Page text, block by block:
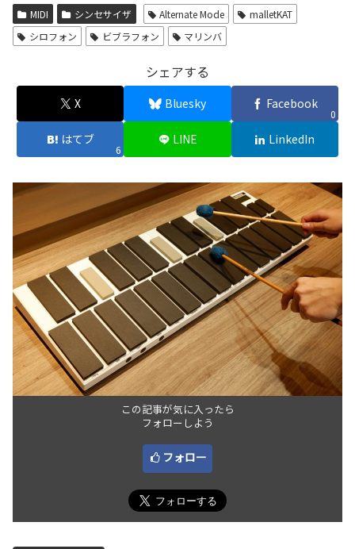
MIDI シンセサイザ Alternate Mode
malletKAT
シロフォン
ビブラフォン マリンバ
シェアする
X Bluesky Facebook
0
はてブ
6
LINE LinkedIn
この記事が気に入ったら
フォローしよう
フォロー